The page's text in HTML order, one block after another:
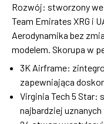
Rozwój: stworzony we
Team Emirates XRG i
Aerodynamika bez
modelem. Skorupa w
3K Airframe:
zapewniająca
Virginia Tech 5
najbardziej